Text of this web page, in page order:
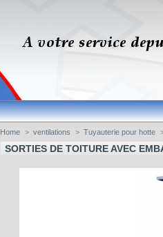
Home > ventilations > Tuyauterie pour hotte
SORTIES DE TOITURE AVEC